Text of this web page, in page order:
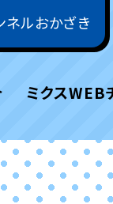
ネルおかざき
ミクスWEB